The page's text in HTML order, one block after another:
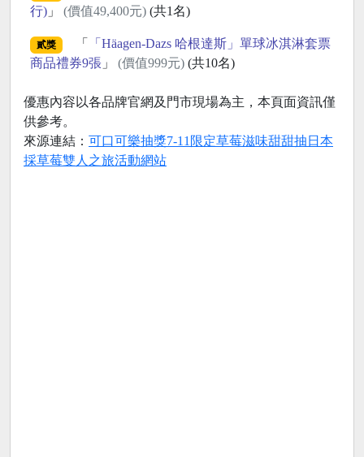
行) 」 (價值49,400元) (共1名)
貳獎 「
「Häagen-Dazs 哈根達斯」單球冰淇淋套票
商品禮券9張 」 (價值999元) (共10名)
優惠內容以各品牌官網及門市現場為主，本頁面資訊僅
供參考。
來源連結： 可口可樂抽獎7-11限定草莓滋味甜甜抽日本
採草莓雙人之旅活動網站